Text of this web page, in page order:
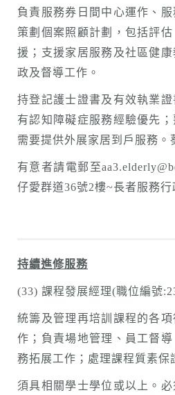
負責服務券日間中心運作、
策劃個案照顧計劃，包括評
援；支援家居服務及社區健
政及督導工作。
持登記護士證書及有效執業
有認知障礙症服務經驗優先
需要提供外展家居到戶服務。
有意者請電郵至
仔愛群道36號2樓~長者服務行
持續進修服務
(33) 課程發展經理(職位編號
統籌及管理再培訓課程的各
作；負責場地管理、員工督
務拓展工作；處理課程質素保
須具相關學士學位或以上。